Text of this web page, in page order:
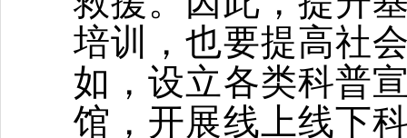
培训，也要提高社
如，设立各类科普
馆，开展线上线下